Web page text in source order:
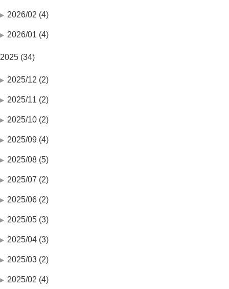
2026/02 (4)
2026/01 (4)
2025 (34)
2025/12 (2)
2025/11 (2)
2025/10 (2)
2025/09 (4)
2025/08 (5)
2025/07 (2)
2025/06 (2)
2025/05 (3)
2025/04 (3)
2025/03 (2)
2025/02 (4)